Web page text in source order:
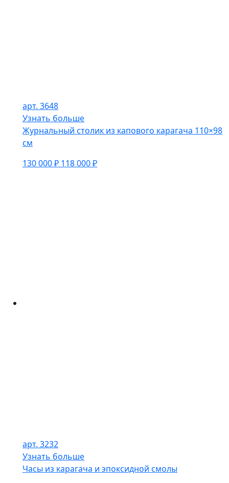
арт. 3648
Узнать больше
Журнальный столик из капового карагача 110×98
см
130 000 ₽ 118 000 ₽
арт. 3232
Узнать больше
Часы из карагача и эпоксидной смолы